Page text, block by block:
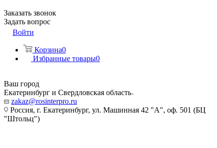
Заказать звонок
Задать вопрос
Войти
Корзина0
Избранные товары0
Ваш город
Екатеринбург и Свердловская область
zakaz@rosinterpro.ru
Россия, г. Екатеринбург, ул. Машинная 42 "А", оф. 501 (БЦ
"Штольц")